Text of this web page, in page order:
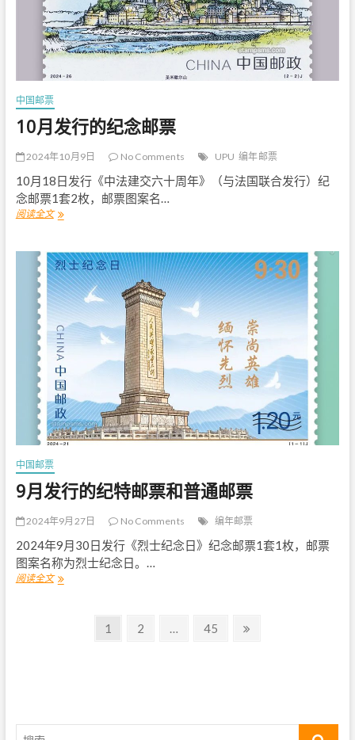
年
邮
票
中国邮票
10月发行的纪念邮票
2024年10月9日 No Comments UPU 编年邮票
10月18日发行《中法建交六十周年》（与法国联合发行）纪
念邮票1套2枚，邮票图案名…
阅读全文1
发
行
的
纪
邮
票
中国邮票
9月发行的纪特邮票和普通邮票
2024年9月27日 No Comments 编年邮票
2024年9月30日发行《烈士纪念日》纪念邮票1套1枚，邮票
图案名称为烈士纪念日。…
阅读全文9
P
1
P
2 …
P
45